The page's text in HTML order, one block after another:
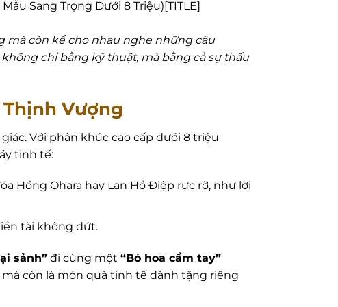
Sang Trọng Dưới 8 Triệu)[TITLE]
mà còn kể cho nhau nghe những câu
chỉ bằng kỹ thuật, mà bằng cả sự thấu
Thịnh Vượng
Với phân khúc cao cấp dưới 8 triệu
tinh tế:
Hồng Ohara hay Lan Hồ Điệp rực rỡ, như lời
tài không dứt.
sảnh” đi cùng một “Bó hoa cầm tay”
còn là món quà tinh tế dành tặng riêng